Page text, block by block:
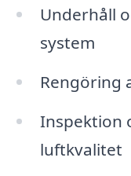
Underhåll
system
Rengöring
Inspektion
luftkvalitet